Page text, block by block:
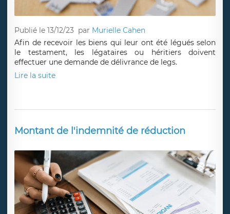
Publié le 13/12/23 par Murielle Cahen
Afin de recevoir les biens qui leur ont été légués selon
le testament, les légataires ou héritiers doivent
effectuer une demande de délivrance de legs.
Lire la suite
Montant de l'indemnité de réduction